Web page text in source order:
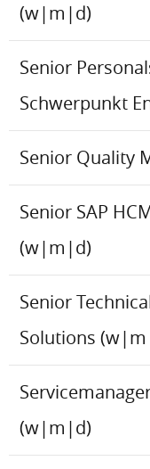
(w|m|d)
Senior
Schwerpunkt
Senior Quality
Senior SAP
(w|m|d)
Senior
Solutions
(w|m|d)